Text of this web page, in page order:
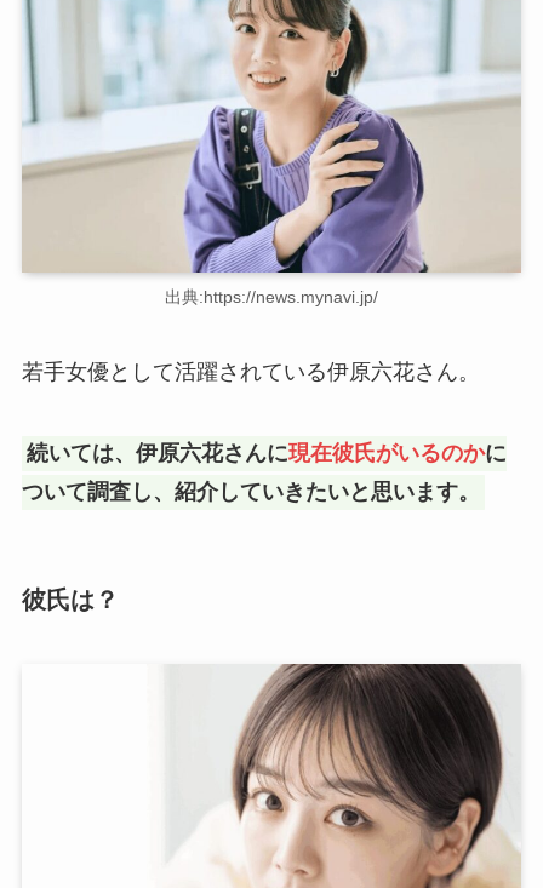
出典:https://news.mynavi.jp/
若手女優として活躍されている伊原六花さん。
続いては、伊原六花さんに現在彼氏がいるのかに
ついて調査し、紹介していきたいと思います。
彼氏は？